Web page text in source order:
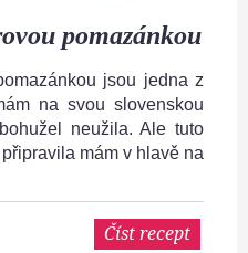
pomazánkou
jsou jedna z
na svou slovenskou
neužila. Ale tuto
mám v hlavě na
Číst recept